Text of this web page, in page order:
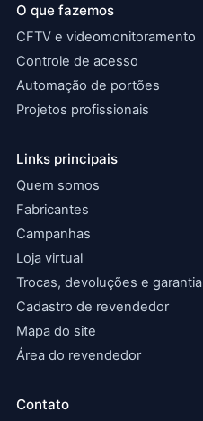
O que fazemos
CFTV e videomonitoramento
Controle de acesso
Automação de portões
Projetos profissionais
Links principais
Quem somos
Fabricantes
Campanhas
Loja virtual
Trocas, devoluções e garantia
Cadastro de revendedor
Mapa do site
Área do revendedor
Contato